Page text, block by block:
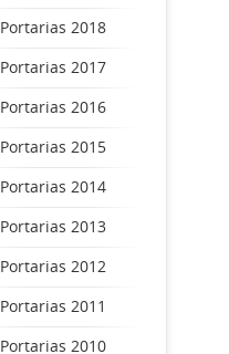
Portarias 2018
Portarias 2017
Portarias 2016
Portarias 2015
Portarias 2014
Portarias 2013
Portarias 2012
Portarias 2011
Portarias 2010